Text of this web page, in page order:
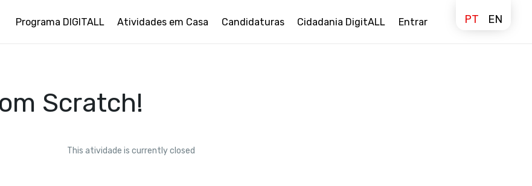
Programa DIGITALL Atividades em Casa Candidaturas Cidadania DigitALL Entrar PT EN
Scratch!
This atividade is currently closed